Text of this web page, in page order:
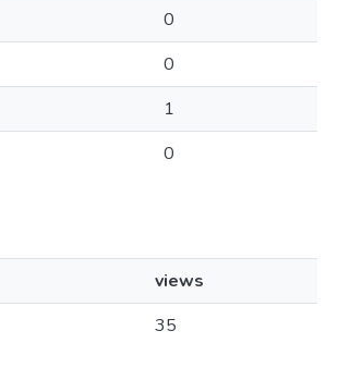
0
0
1
0
views
35